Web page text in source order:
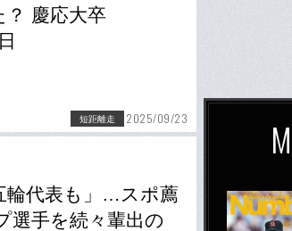
？ 慶応大卒
短距離走 2025/09/23
輪代表も」…スポ薦
選手を続々輩出の